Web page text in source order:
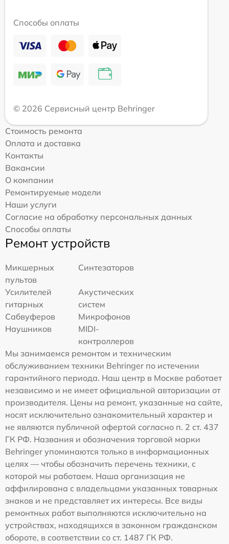
Способы оплаты
© 2026 Сервисный центр Behringer
Стоимость ремонта
Оплата и доставка
Контакты
Вакансии
О компании
Ремонтируемые модели
Наши услуги
Согласие на обработку персональных данных
Способы оплаты
Ремонт устройств
Микшерных
пультов
Синтезаторов
Усилителей
гитарных
Акустических
систем
Сабвуферов
Микрофонов
Наушников
MIDI-
контроллеров
Мы занимаемся ремонтом и техническим
обслуживанием техники Behringer по истечении
гарантийного периода. Наш центр в Москве работает
независимо и не имеет официальной авторизации от
производителя. Цены на ремонт, указанные на сайте,
носят исключительно ознакомительный характер и
не являются публичной офертой согласно п. 2 ст. 437
ГК РФ. Названия и обозначения торговой марки
Behringer упоминаются только в информационных
целях — чтобы обозначить перечень техники, с
которой мы работаем. Наша организация не
аффилирована с владельцами указанных товарных
знаков и не представляет их интересы. Все виды
ремонтных работ выполняются исключительно на
устройствах, находящихся в законном гражданском
обороте, в соответствии со ст. 1487 ГК РФ.